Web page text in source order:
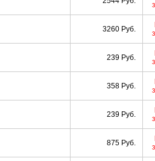
3260 Руб.
239 Руб.
358 Руб.
239 Руб.
875 Руб.